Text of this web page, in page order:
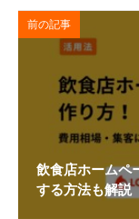
前の記事
飲食店ホームペ
する方法も解説